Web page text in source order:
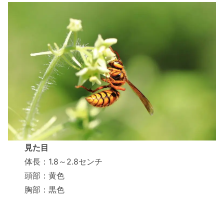
見た目
体長：1.8～2.8センチ
頭部：黄色
胸部：黒色